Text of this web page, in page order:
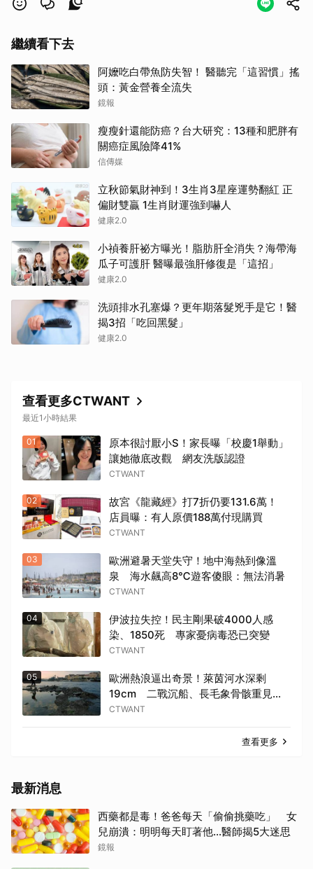
繼續看下去
阿嬤吃白帶魚防失智！ 醫聽完「這習慣」搖
頭：黃金營養全流失
鏡報
瘦瘦針還能防癌？台大研究：13種和肥胖有
關癌症風險降41%
信傳媒
立秋節氣財神到！3生肖3星座運勢翻紅 正
偏財雙贏 1生肖財運強到嚇人
健康2.0
小禎養肝祕方曝光！脂肪肝全消失？海帶海
瓜子可護肝 醫曝最強肝修復是「這招」
健康2.0
洗頭排水孔塞爆？更年期落髮兇手是它！醫
揭3招「吃回黑髮」
健康2.0
查看更多CTWANT
最近1小時結果
01
原本很討厭小S！家長曝「校慶1舉動」
讓她徹底改觀 網友洗版認證
CTWANT
02
故宮《龍藏經》打7折仍要131.6萬！
店員曝：有人原價188萬付現購買
CTWANT
03
歐洲避暑天堂失守！地中海熱到像溫
泉 海水飆高8℃遊客傻眼：無法消暑
CTWANT
04
伊波拉失控！民主剛果破4000人感
染、1850死 專家憂病毒恐已突變
CTWANT
05
歐洲熱浪逼出奇景！萊茵河水深剩
19cm 二戰沉船、長毛象骨骸重見天
日
CTWANT
查看更多
最新消息
西藥都是毒！爸爸每天「偷偷挑藥吃」 女
兒崩潰：明明每天盯著他…醫師揭5大迷思
鏡報